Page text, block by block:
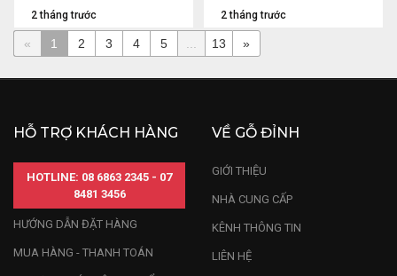
2 tháng trước 2 tháng trước
« 1 2 3 4 5 ... 13 »
HỖ TRỢ KHÁCH HÀNG
HOTLINE: 08 6863 2345 - 07
8481 3456
HƯỚNG DẪN ĐẶT HÀNG
MUA HÀNG - THANH TOÁN
VỀ GỖ ĐỈNH
GIỚI THIỆU
NHÀ CUNG CẤP
KÊNH THÔNG TIN
LIÊN HỆ